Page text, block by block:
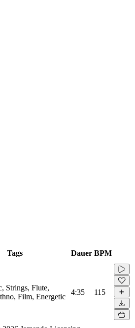
Tags Dauer BPM
Strings, Flute,
Film, Energetic
4:35 115